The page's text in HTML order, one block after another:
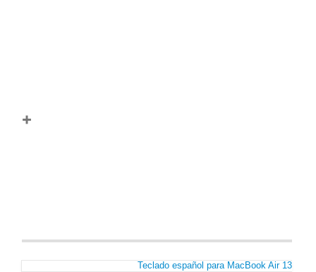
Teclado español para MacBook Air 13